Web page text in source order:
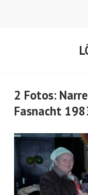
2 Fotos:
Fasnacht